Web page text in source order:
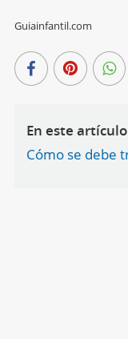
Guiainfantil.com
En este artículo
Cómo se debe